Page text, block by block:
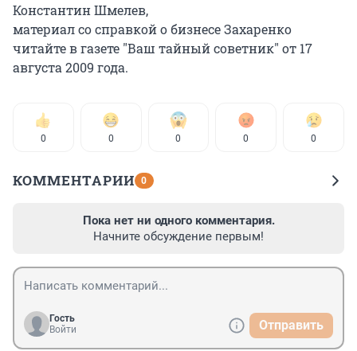
Константин Шмелев,
материал со справкой о бизнесе Захаренко
читайте в газете "Ваш тайный советник" от 17
августа 2009 года.
0 0 0 0 0
КОММЕНТАРИИ 0
Пока нет ни одного комментария.
Начните обсуждение первым!
Гость
Войти
Отправить